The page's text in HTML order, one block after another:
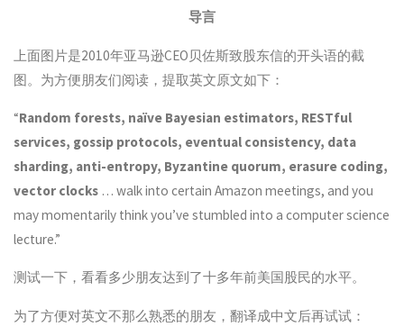
导言
上面图片是2010年亚马逊CEO贝佐斯致股东信的开头语的截
图。为方便朋友们阅读，提取英文原文如下：
“Random forests, naïve Bayesian estimators, RESTful
services, gossip protocols, eventual consistency, data
sharding, anti-entropy, Byzantine quorum, erasure coding,
vector clocks … walk into certain Amazon meetings, and you
may momentarily think you’ve stumbled into a computer science
lecture.”
测试一下，看看多少朋友达到了十多年前美国股民的水平。
为了方便对英文不那么熟悉的朋友，翻译成中文后再试试：